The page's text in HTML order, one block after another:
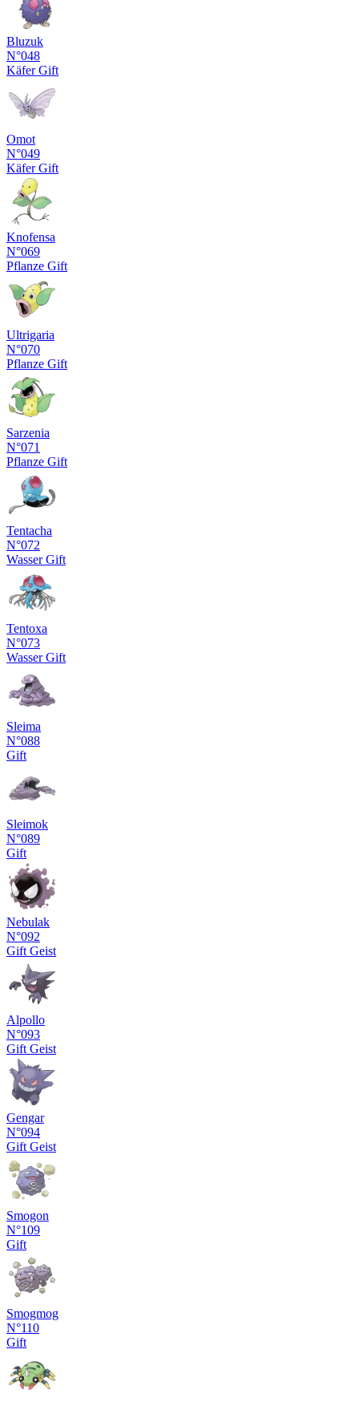
Bluzuk
N°048
KäferGift
Omot
N°049
KäferGift
Knofensa
N°069
Pflanze Gift
Ultrigaria
N°070
Pflanze Gift
Sarzenia
N°071
Pflanze Gift
Tentacha
N°072
WasserGift
Tentoxa
N°073
WasserGift
Sleima
N°088
Gift
Sleimok
N°089
Gift
Nebulak
N°092
Gift Geist
Alpollo
N°093
Gift Geist
Gengar
N°094
Gift Geist
Smogon
N°109
Gift
Smogmog
N°110
Gift